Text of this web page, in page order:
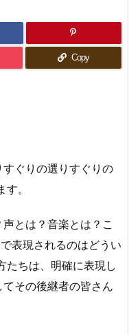
Copy
ぐりの選りすぐりの
。
とは？音楽とは？こ
表現されるのはどうい
たちは、明確に表現し
その後継者の皆さん